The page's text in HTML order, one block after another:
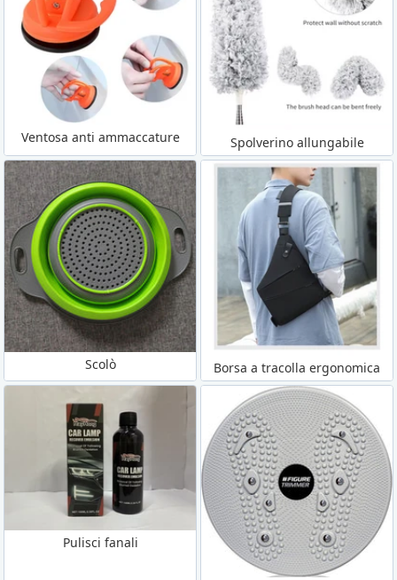
Ventosa anti ammaccature Spolverino allungabile
Scolò Borsa a tracolla ergonomica
Pulisci fanali